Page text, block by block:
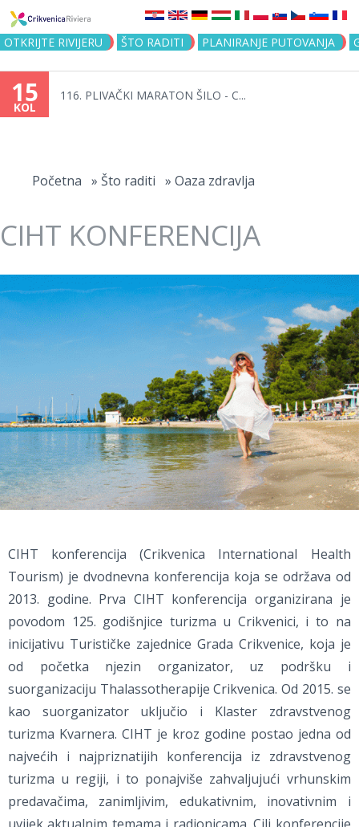
Jump to navigation
OTKRIJTE RIVIJERU ŠTO RADITI PLANIRANJE PUTOVANJA
15
KOL
116. PLIVAČKI MARATON ŠILO - C...
Početna » Što raditi » Oaza zdravlja
CIHT KONFERENCIJA
CIHT konferencija (Crikvenica International Health
Tourism) je dvodnevna konferencija koja se održava od
2013. godine. Prva CIHT konferencija organizirana je
povodom 125. godišnjice turizma u Crikvenici, i to na
inicijativu Turističke zajednice Grada Crikvenice, koja je
od početka njezin organizator, uz podršku i
suorganizaciju Thalassotherapije Crikvenica. Od 2015. se
kao suorganizator uključio i Klaster zdravstvenog
turizma Kvarnera. CIHT je kroz godine postao jedna od
najvećih i najpriznatijih konferencija iz zdravstvenog
turizma u regiji, i to ponajviše zahvaljujući vrhunskim
predavačima, zanimljivim, edukativnim, inovativnim i